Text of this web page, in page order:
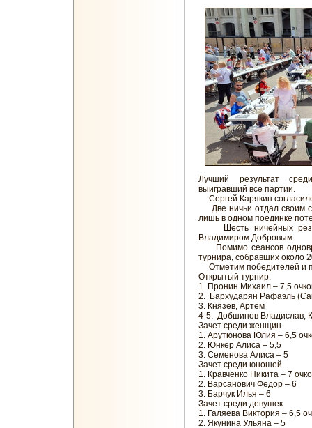
Лучший результат
выигравший все партии.
Сергей Карякин
Две ничьи отдал своим
лишь в одном поединке
Шесть ничейных
Владимиром Добровым.
Помимо сеансов
турнира, собравших около
Отметим победителей и
Открытый турнир.
1. Пронин Михаил – 7,5
2. Бархударян Рафаэль
3. Князев, Артём
4-5. Добшинов Владислав,
Зачет среди женщин
1. Арутюнова Юлия – 6,5
2. Юнкер Алиса – 5,5
3. Семенова Алиса – 5
Зачет среди юношей
1. Кравченко Никита – 7
2. Варсанович Федор – 6
3. Барчук Илья – 6
Зачет среди девушек
1. Галяева Виктория – 6,5
2. Якунина Ульяна – 5